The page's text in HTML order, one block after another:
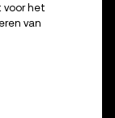
voor het
van